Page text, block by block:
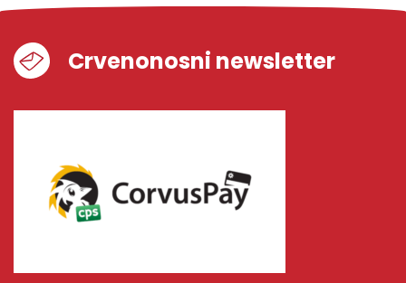
Crvenonosni newsletter